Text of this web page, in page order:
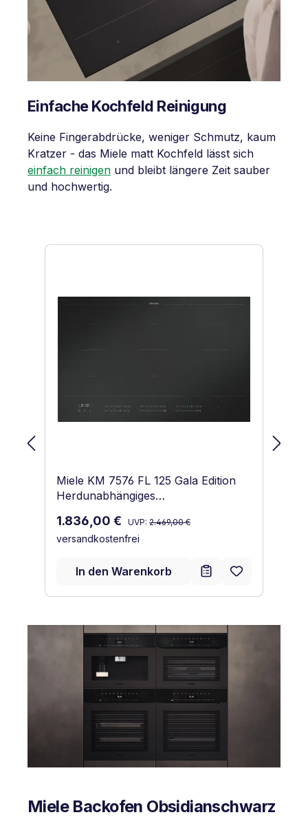
Einfache Kochfeld Reinigung
Keine Fingerabdrücke, weniger Schmutz, kaum
Kratzer - das Miele matt Kochfeld lässt sich
einfach reinigen und bleibt längere Zeit sauber
und hochwertig.
Produktgalerie überspringen
Miele KM 7576 FL 125 Gala Edition
Herdunabhängiges
Verkaufspreis:
1.836,00 € Regulärer Preis:
UVP: 2.469,00 €
versandkostenfrei
In den Warenkorb
Miele Backofen Obsidianschwarz